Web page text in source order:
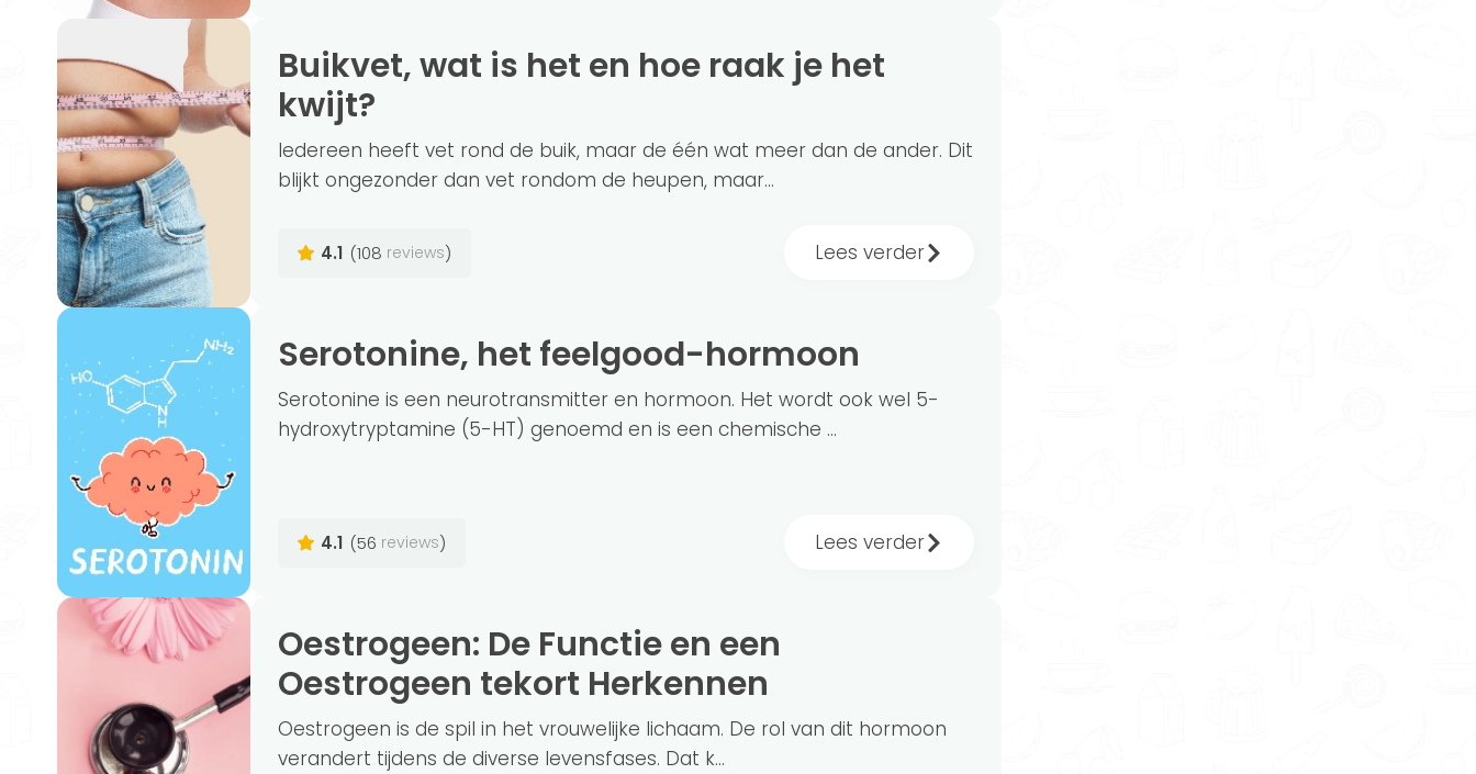
Buikvet, wat is het en hoe raak je het
kwijt?
Iedereen heeft vet rond de buik, maar de één wat meer dan de ander. Dit
blijkt ongezonder dan vet rondom de heupen, maar...
4.1 (108 reviews) Lees verder
Serotonine, het feelgood-hormoon
Serotonine is een neurotransmitter en hormoon. Het wordt ook wel 5-
hydroxytryptamine (5-HT) genoemd en is een chemische ...
4.1 (56 reviews) Lees verder
Oestrogeen: De Functie en een
Oestrogeen tekort Herkennen
Oestrogeen is de spil in het vrouwelijke lichaam. De rol van dit hormoon
verandert tijdens de diverse levensfases. Dat k...